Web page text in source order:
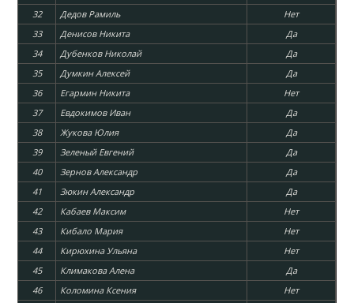
32
Дедов Рамиль
Нет
33
Денисов Никита
Да
34
Дубенков Николай
Да
35
Думкин Алексей
Да
36
Егармин Никита
Нет
37
Евдокимов Иван
Да
38
Жукова Юлия
Да
39
Зеленый Евгений
Да
40
Зернов Александр
Да
41
Зюкин Александр
Да
42
Кабаев Максим
Нет
43
Кибало Мария
Нет
44
Кирюхина Ульяна
Нет
45
Климакова Алена
Да
46
Коломина Ксения
Нет